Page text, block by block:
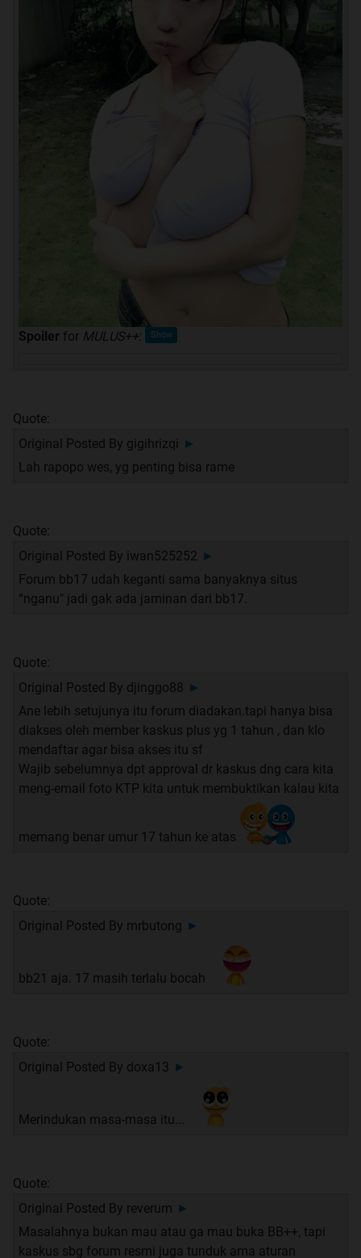
Spoiler for MULUS++:
Quote:
Original Posted By gigihrizqi ►
Lah rapopo wes, yg penting bisa rame
Quote:
Original Posted By iwan525252 ►
Forum bb17 udah keganti sama banyaknya situs
“nganu" jadi gak ada jaminan dari bb17.
Quote:
Original Posted By djinggo88 ►
Ane lebih setujunya itu forum diadakan.tapi hanya bisa
diakses oleh member kaskus plus yg 1 tahun , dan klo
mendaftar agar bisa akses itu sf
Wajib sebelumnya dpt approval dr kaskus dng cara kita
meng-email foto KTP kita untuk membuktikan kalau kita
memang benar umur 17 tahun ke atas
Quote:
Original Posted By mrbutong ►
bb21 aja. 17 masih terlalu bocah
Quote:
Original Posted By doxa13 ►
Merindukan masa-masa itu...
Quote:
Original Posted By reverum ►
Masalahnya bukan mau atau ga mau buka BB++, tapi
kaskus sbg forum resmi juga tunduk ama aturan